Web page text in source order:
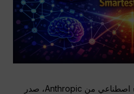
Claude 4.6 هو أحدث وأذكى ذكاء اصطناعي من Anthropic، صدر